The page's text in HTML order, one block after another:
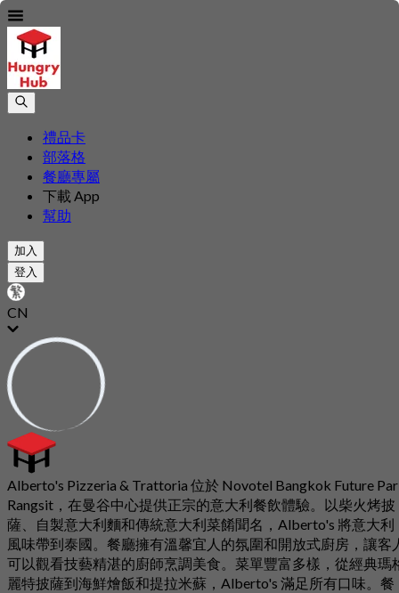
禮品卡
部落格
餐廳專屬
下載 App
幫助
加入
登入
CN
Alberto's Pizzeria & Trattoria 位於 Novotel Bangkok Future
Rangsit，在曼谷中心提供正宗的意大利餐飲體驗。以柴火烤披
薩、自製意大利麵和傳統意大利菜餚聞名，Alberto's 將意大利
風味帶到泰國。餐廳擁有溫馨宜人的氛圍和開放式廚房，讓客
可以觀看技藝精湛的廚師烹調美食。菜單豐富多樣，從經典瑪
麗特披薩到海鮮燴飯和提拉米蘇，Alberto's 滿足所有口味。餐